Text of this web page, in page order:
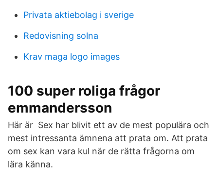
Privata aktiebolag i sverige
Redovisning solna
Krav maga logo images
100 super roliga frågor
emmandersson
Här är Sex har blivit ett av de mest populära och
mest intressanta ämnena att prata om. Att prata
om sex kan vara kul när de rätta frågorna om
lära känna.